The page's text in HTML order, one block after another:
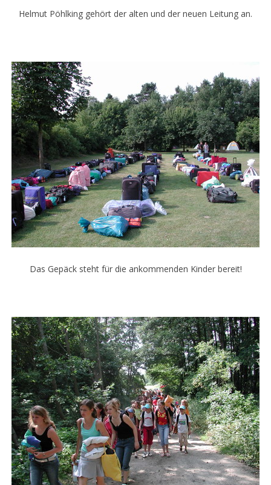
Helmut Pöhlking gehört der alten und der neuen Leitung an.
Das Gepäck steht für die ankommenden Kinder bereit!